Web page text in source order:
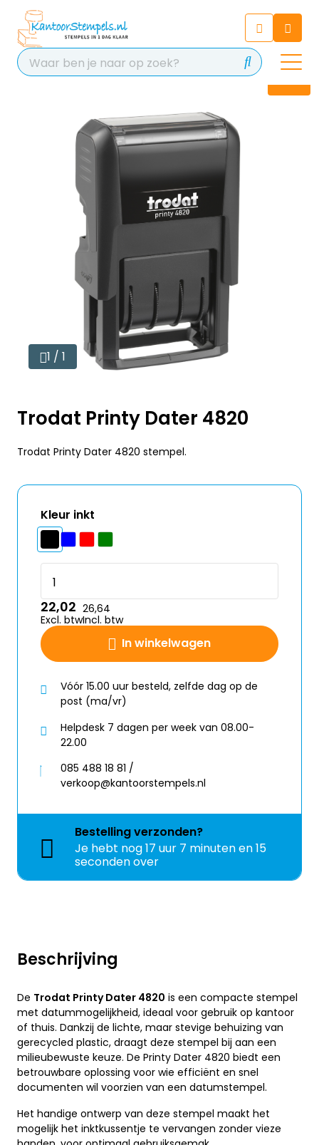
Chat 24/7 met onze chatbot
voor hulp
Contact
Beschrijving
De Trodat Printy Dater 4820 is een compacte stempel
met datummogelijkheid, ideaal voor gebruik op kantoor
of thuis. Dankzij de lichte, maar stevige behuizing van
gerecycled plastic, draagt deze stempel bij aan een
milieubewuste keuze. De Printy Dater 4820 biedt een
betrouwbare oplossing voor wie efficiënt en snel
documenten wil voorzien van een datumstempel.
Het handige ontwerp van deze stempel maakt het
mogelijk het inktkussentje te vervangen zonder vieze
1 / 1
Trodat Printy Dater 4820
Trodat Printy Dater 4820 stempel.
Kleur inkt
In winkelwagen
22,02
Excl. btw
26,64
Incl. btw
Vóór 15.00 uur besteld, zelfde dag op de
post (ma/vr)
Helpdesk 7 dagen per week van 08.00-
22.00
085 488 18 81 /
verkoop@kantoorstempels.nl
Bestellingverzonden?
Je hebt nog17 uur 7 minuten en 15
seconden over